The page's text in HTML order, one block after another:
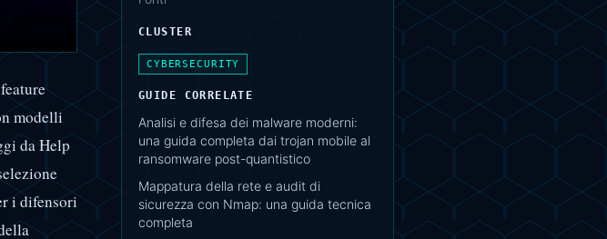
modelli
da Help
i difensori
CLUSTER
CYBERSECURITY
GUIDE CORRELATE
Analisi e difesa dei malware moderni:
una guida completa dai trojan mobile al
ransomware post-quantistico
Mappatura della rete e audit di
sicurezza con Nmap: una guida tecnica
completa